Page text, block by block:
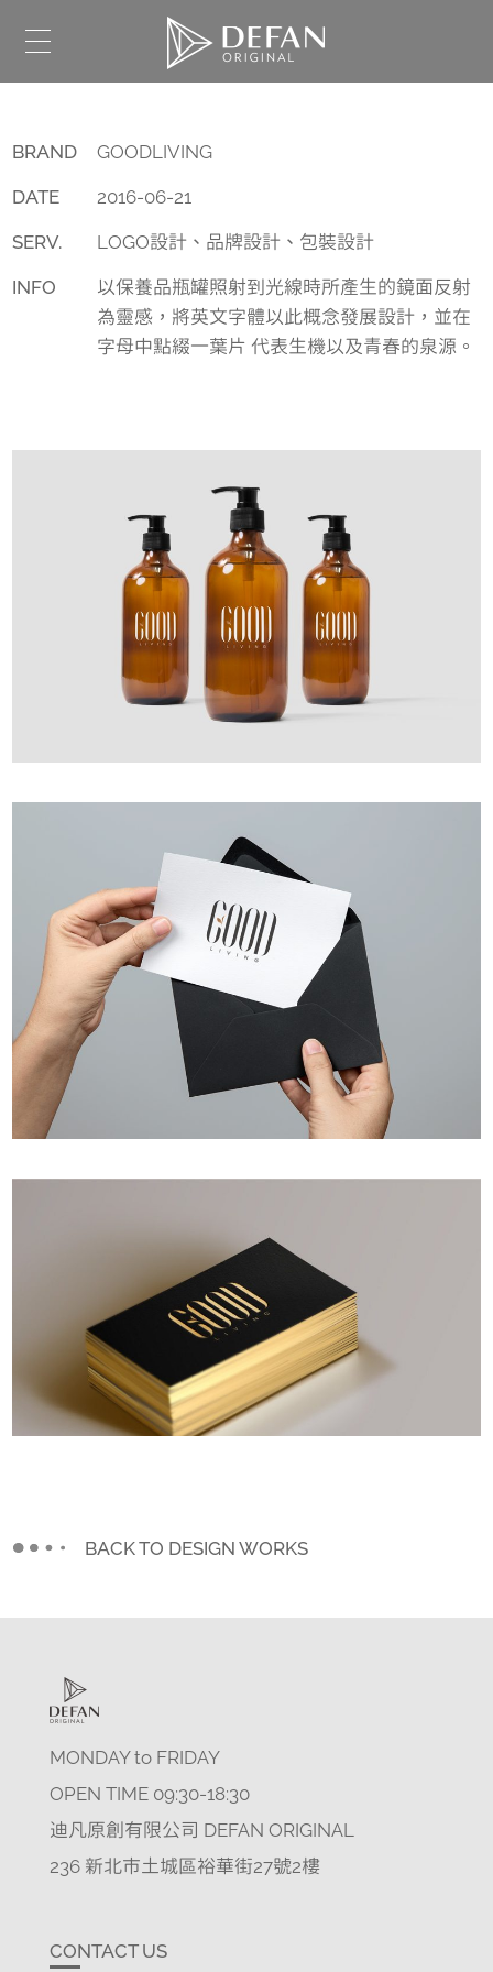
BRAND GOODLIVING
DATE 2016-06-21
SERV. LOGO設計、品牌設計、包裝設計
INFO
以保養品瓶罐照射到光線時所產生的鏡面反射
為靈感，將英文字體以此概念發展設計，並在
字母中點綴一葉片 代表生機以及青春的泉源。
BACK TO DESIGN WORKS
MONDAY to FRIDAY
OPEN TIME 09:30-18:30
迪凡原創有限公司 DEFAN ORIGINAL
236 新北市土城區裕華街27號2樓
CONTACT US